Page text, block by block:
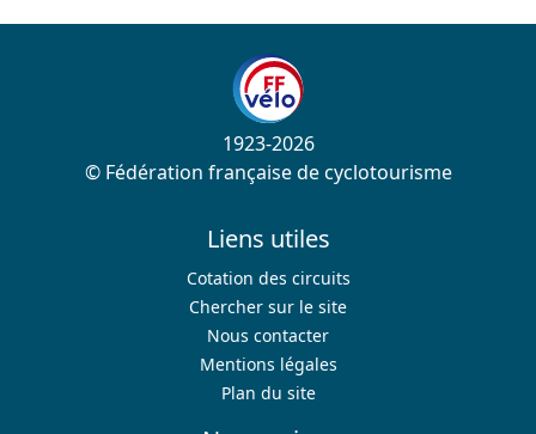
1923-2026
© Fédération française de cyclotourisme
Liens utiles
Cotation des circuits
Chercher sur le site
Nous contacter
Mentions légales
Plan du site